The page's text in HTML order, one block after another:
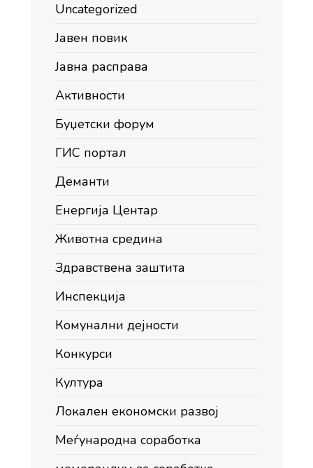
Uncategorized
Јавен повик
Јавна расправа
Активности
Буџетски форум
ГИС портал
Деманти
Енергија Центар
Животна средина
Здравствена заштита
Инспекција
Комунални дејности
Конкурси
Култура
Локален економски развој
Меѓународна соработка